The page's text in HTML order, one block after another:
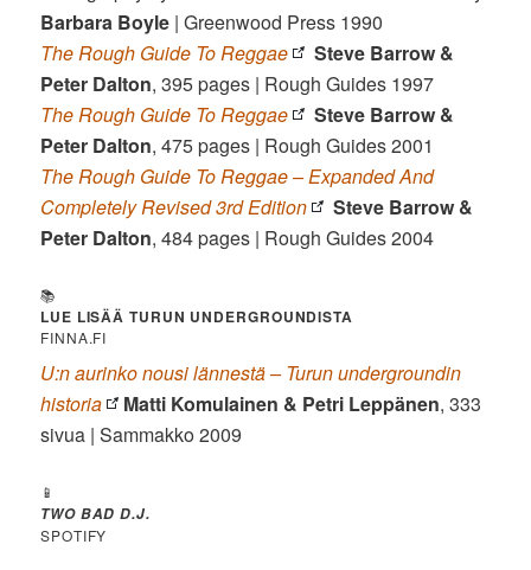
Barbara Boyle | Greenwood Press 1990
The Rough Guide To Reggae
Steve Barrow &
Peter Dalton, 395 pages | Rough Guides 1997
The Rough Guide To Reggae
Steve Barrow &
Peter Dalton, 475 pages | Rough Guides 2001
The Rough Guide To Reggae – Expanded And
Completely Revised 3rd Edition
Steve Barrow &
Peter Dalton, 484 pages | Rough Guides 2004
📚
LUE LISÄÄ TURUN UNDERGROUNDISTA
FINNA.FI
U:n aurinko nousi lännestä – Turun undergroundin
historia
Matti Komulainen & Petri Leppänen, 333
sivua | Sammakko 2009
📱
TWO BAD D.J.
SPOTIFY